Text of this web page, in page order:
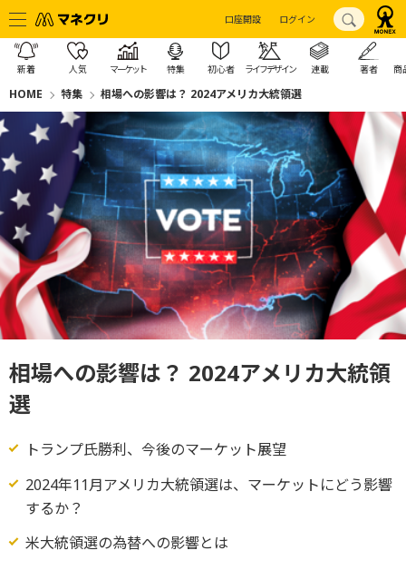
口座開設 ログイン
新着 人気 マーケット 特集 初心者 ライフデザイン 連載 著者 商
HOME 特集 相場への影響は？ 2024アメリカ大統領選
相場への影響は？ 2024アメリカ大統領
選
トランプ氏勝利、今後のマーケット展望
2024年11月アメリカ大統領選は、マーケットにどう影響
するか？
米大統領選の為替への影響とは